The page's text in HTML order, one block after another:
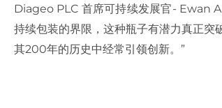
Diageo PLC 首席可持续发展官- Ewan
持续包装的界限，这种瓶子有潜力真正
其200年的历史中经常引领创新。”